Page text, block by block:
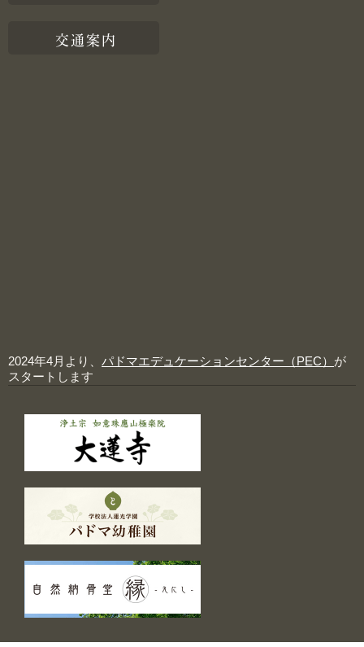
交通案内
2024年4月より、 パドマエデュケーションセンター（PEC） が
スタートします